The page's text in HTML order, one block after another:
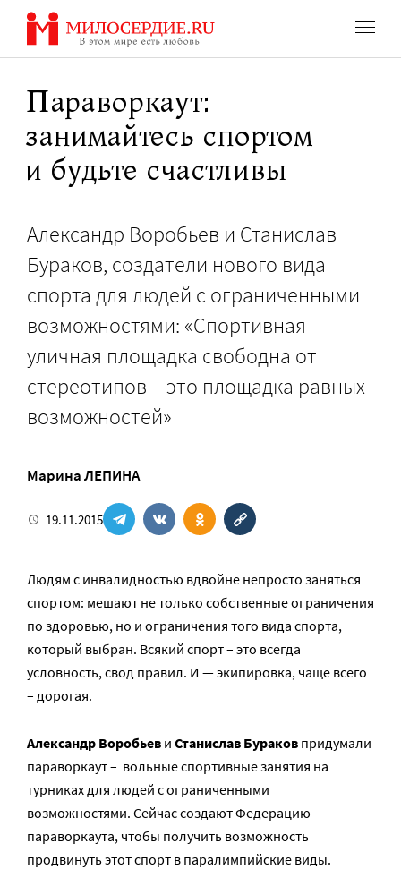
Перейти
содержанию
Параворкаут:
занимайтесь спортом
и будьте счастливы
Александр Воробьев и Станислав
Бураков, создатели нового вида
спорта для людей с ограниченными
возможностями: «Спортивная
уличная площадка свободна от
стереотипов – это площадка равных
возможностей»
Марина ЛЕПИНА
19.11.2015
Людям с инвалидностью вдвойне непросто заняться
спортом: мешают не только собственные ограничения
по здоровью, но и ограничения того вида спорта,
который выбран. Всякий спорт – это всегда
условность, свод правил. И — экипировка, чаще всего
– дорогая.
Александр Воробьев и Станислав Бураков придумали
параворкаут – вольные спортивные занятия на
турниках для людей с ограниченными
возможностями. Сейчас создают Федерацию
параворкаута, чтобы получить возможность
продвинуть этот спорт в паралимпийские виды.